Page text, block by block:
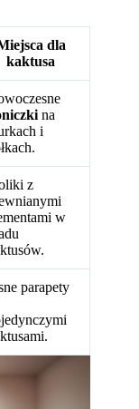
dla
kaktusa
na
i
z
w
parapety